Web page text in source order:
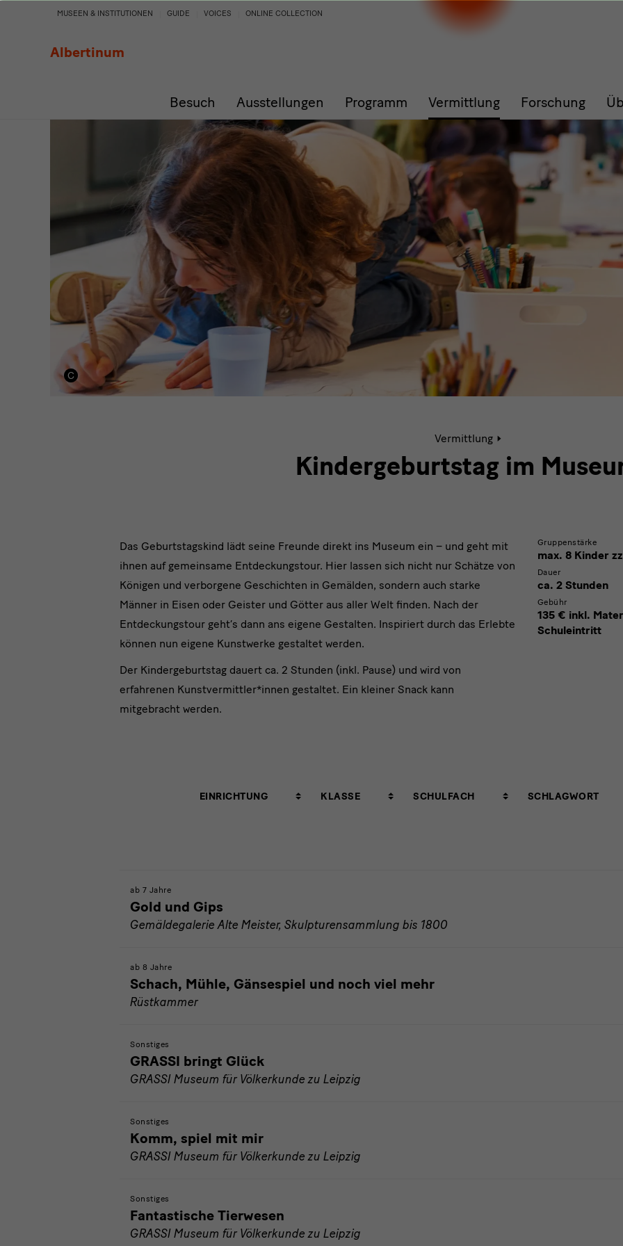
Albertinum
Kindergeburtstag
im
Besuch Ausstellungen Programm Vermittlung Forschung
MUSEEN & INSTITUTIONEN GUIDE VOICES ONLINE COLLECTION
Vermittlung
Kindergeburtstag im
Das Geburtstagskind lädt seine Freunde direkt ins Museum ein – und geht mit
ihnen auf gemeinsame Entdeckungstour. Hier lassen sich nicht nur Schätze von
Königen und verborgene Geschichten in Gemälden, sondern auch starke
Männer in Eisen oder Geister und Götter aus aller Welt finden. Nach der
Entdeckungstour geht’s dann ans eigene Gestalten. Inspiriert durch das Erlebte
können nun eigene Kunstwerke gestaltet werden.
Der Kindergeburtstag dauert ca. 2 Stunden (inkl. Pause) und wird von
erfahrenen Kunstvermittler*innen gestaltet. Ein kleiner Snack kann
mitgebracht werden.
Gruppenstärke
max. 8 Kinder
Dauer
ca. 2 Stunden
Gebühr
135 € inkl.
Schuleintritt
EINRICHTUNG KLASSE SCHULFACH SCHLAGWORT
ab 7 Jahre
Gold und Gips
Gemäldegalerie Alte Meister, Skulpturensammlung bis 1800
ab 8 Jahre
Schach, Mühle, Gänsespiel und noch viel mehr
Rüstkammer
Sonstiges
GRASSI bringt Glück
GRASSI Museum für Völkerkunde zu Leipzig
Sonstiges
Komm, spiel mit mir
GRASSI Museum für Völkerkunde zu Leipzig
Sonstiges
Fantastische Tierwesen
GRASSI Museum für Völkerkunde zu Leipzig